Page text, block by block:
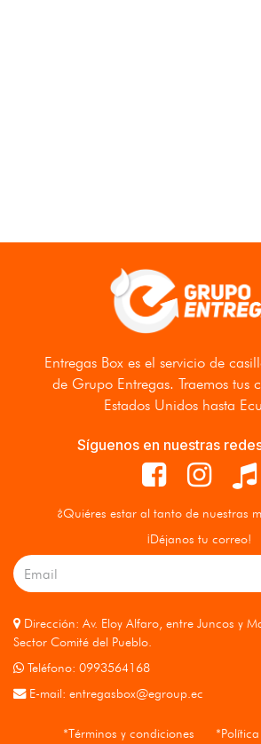
Entregas Box es el servicio de
de Grupo Entregas. Traemos tus
Estados Unidos hasta
Síguenos en nuestras
¿Quiéres estar al tanto de nuestras
¡Déjanos tu correo!
Dirección: Av. Eloy Alfaro, entre Juncos y
Sector Comité del Pueblo.
Teléfono: 0993564168
E-mail: entregasbox@egroup.ec
*Términos y condiciones